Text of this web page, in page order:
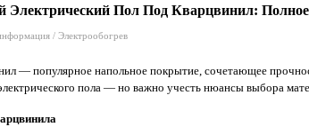
Электрический Пол Под Кварцвинил: Полное
/ Электрообогрев
— популярное напольное покрытие, сочетающее
пола — но важно учесть нюансы выбора